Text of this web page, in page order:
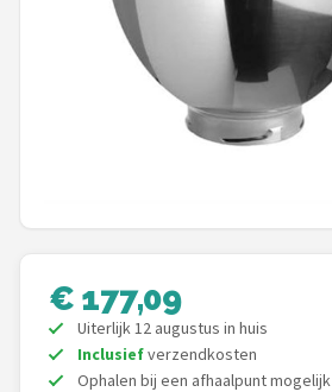
POPULAIRE MERKEN
KitchenAid
Magimix
€ 177,09
Uiterlijk 12 augustus in huis
Inclusiefverzendkosten
Ophalen bij een afhaalpunt mogelijk